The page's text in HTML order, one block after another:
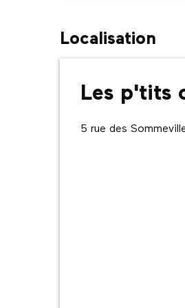
Localisation
Les p'tits
5 rue des